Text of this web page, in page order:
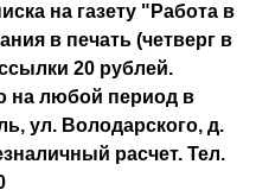
на газету "Работа в
в печать (четверг в
20 рублей.
на любой период в
ул. Володарского, д.
расчет. Тел.